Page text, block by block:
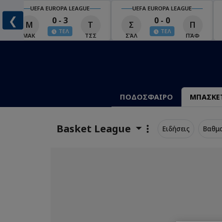
❮
UEFA EUROPA LEAGUE
Μ
ΜΑΚ
0 - 3
ΤΕΛ
Τ
ΤΣΣ
UEFA EUROPA LEAGUE
Σ
ΣΆΛ
0 - 0
ΤΕΛ
Π
ΠΆΦ
ΠΟΔΟΣΦΑΙΡΟ
Basket League Ειδήσεις